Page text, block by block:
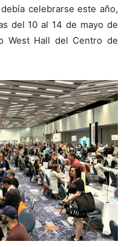
celebrarse este año,
del 10 al 14 de mayo de
West Hall del Centro de